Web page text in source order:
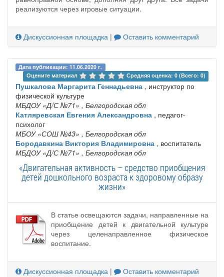
реализуются через игровые ситуации.
Дискуссионная площадка | Оставить комментарий
Дата публикации: 11.06.2020 г.
Оцените материал
Средняя оценка: 0 (Всего: 0)
Пушкалова Маргарита Геннадьевна , инструктор по
физической культуре
МБДОУ «Д/С №71» , Белгородская обл
Катляревская Евгения Александровна , педагог-
психолог
МБОУ «СОШ №43» , Белгородская обл
Бородавкина Виктория Владимировна , воспитатель
МБДОУ «Д/С №71» , Белгородская обл
«Двигательная активность – средство приобщения
детей дошкольного возраста к здоровому образу
жизни»
В статье освещаются задачи, направленные на
приобщение детей к двигательной культуре
через целенаправленное физическое
воспитание.
Дискуссионная площадка | Оставить комментарий